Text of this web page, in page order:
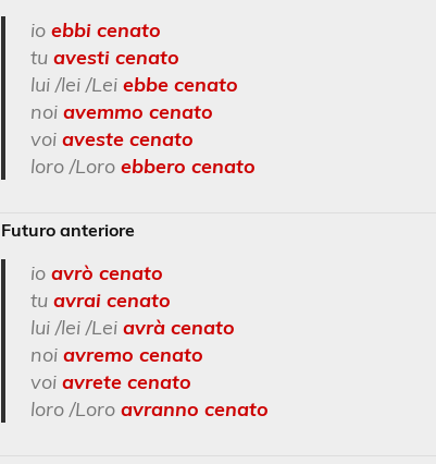
io ebbi cenato
tu avesti cenato
lui /lei /Lei ebbe cenato
noi avemmo cenato
voi aveste cenato
loro /Loro ebbero cenato
Futuro anteriore
io avrò cenato
tu avrai cenato
lui /lei /Lei avrà cenato
noi avremo cenato
voi avrete cenato
loro /Loro avranno cenato